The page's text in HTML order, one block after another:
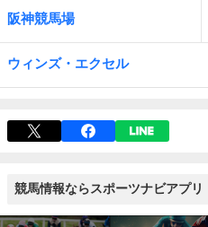
阪神競馬場
ウィンズ・エクセル
競馬情報ならスポーツナビアプリ